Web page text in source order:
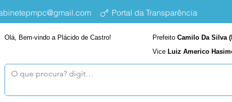
Portal da Transparência
Olá, Bem-vindo a Plácido de Castro! Prefeito Camilo Da Silva
Vice Luiz Americo